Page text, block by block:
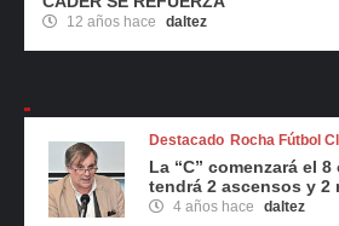
12 años hace daltez
Destacado Rocha Fútbol
La “C” comenzará el
tendrá 2 ascensos y 2
4 años hace daltez